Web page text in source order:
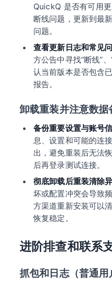
QuickQ 是否有可用
断线问题，更新到最
问题。
查看更新日志和常见
方公告中寻找“断线”
认当前版本是否包含
报告。
卸载重装并注意数据
备份重要设置与账号
息、设置和可能的连
出，避免重装后无法
后再登录测试连接。
彻底卸载后重装清除
坏或配置冲突会导致
方渠道重新安装可以
恢复稳定。
进阶排查和联系
抓包和日志（普通用